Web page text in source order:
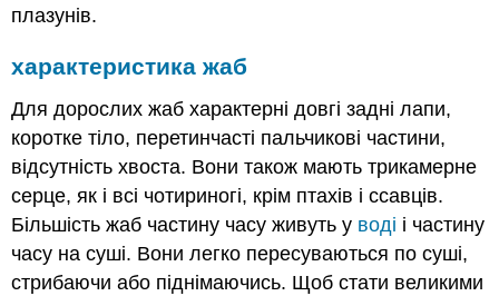
плазунів.
характеристика жаб
Для дорослих жаб характерні довгі задні лапи,
коротке тіло, перетинчасті пальчикові частини,
відсутність хвоста. Вони також мають трикамерне
серце, як і всі чотириногі, крім птахів і ссавців.
Більшість жаб частину часу живуть у воді і частину
часу на суші. Вони легко пересуваються по суші,
стрибаючи або піднімаючись. Щоб стати великими